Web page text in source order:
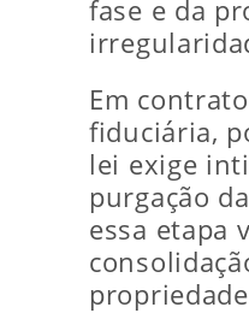
fase e da
Em
fiduciária,
lei exige
purgação
essa etapa